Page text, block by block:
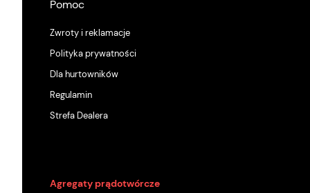
Pomoc
Zwroty i reklamacje
Polityka prywatności
Dla hurtowników
Regulamin
Strefa Dealera
Agregaty prądotwórcze